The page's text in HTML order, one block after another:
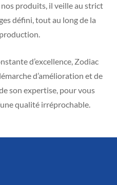
produits, il veille au strict
défini, tout au long de la
d’excellence, Zodiac
d’amélioration et de
son expertise, pour vous
qualité irréprochable.